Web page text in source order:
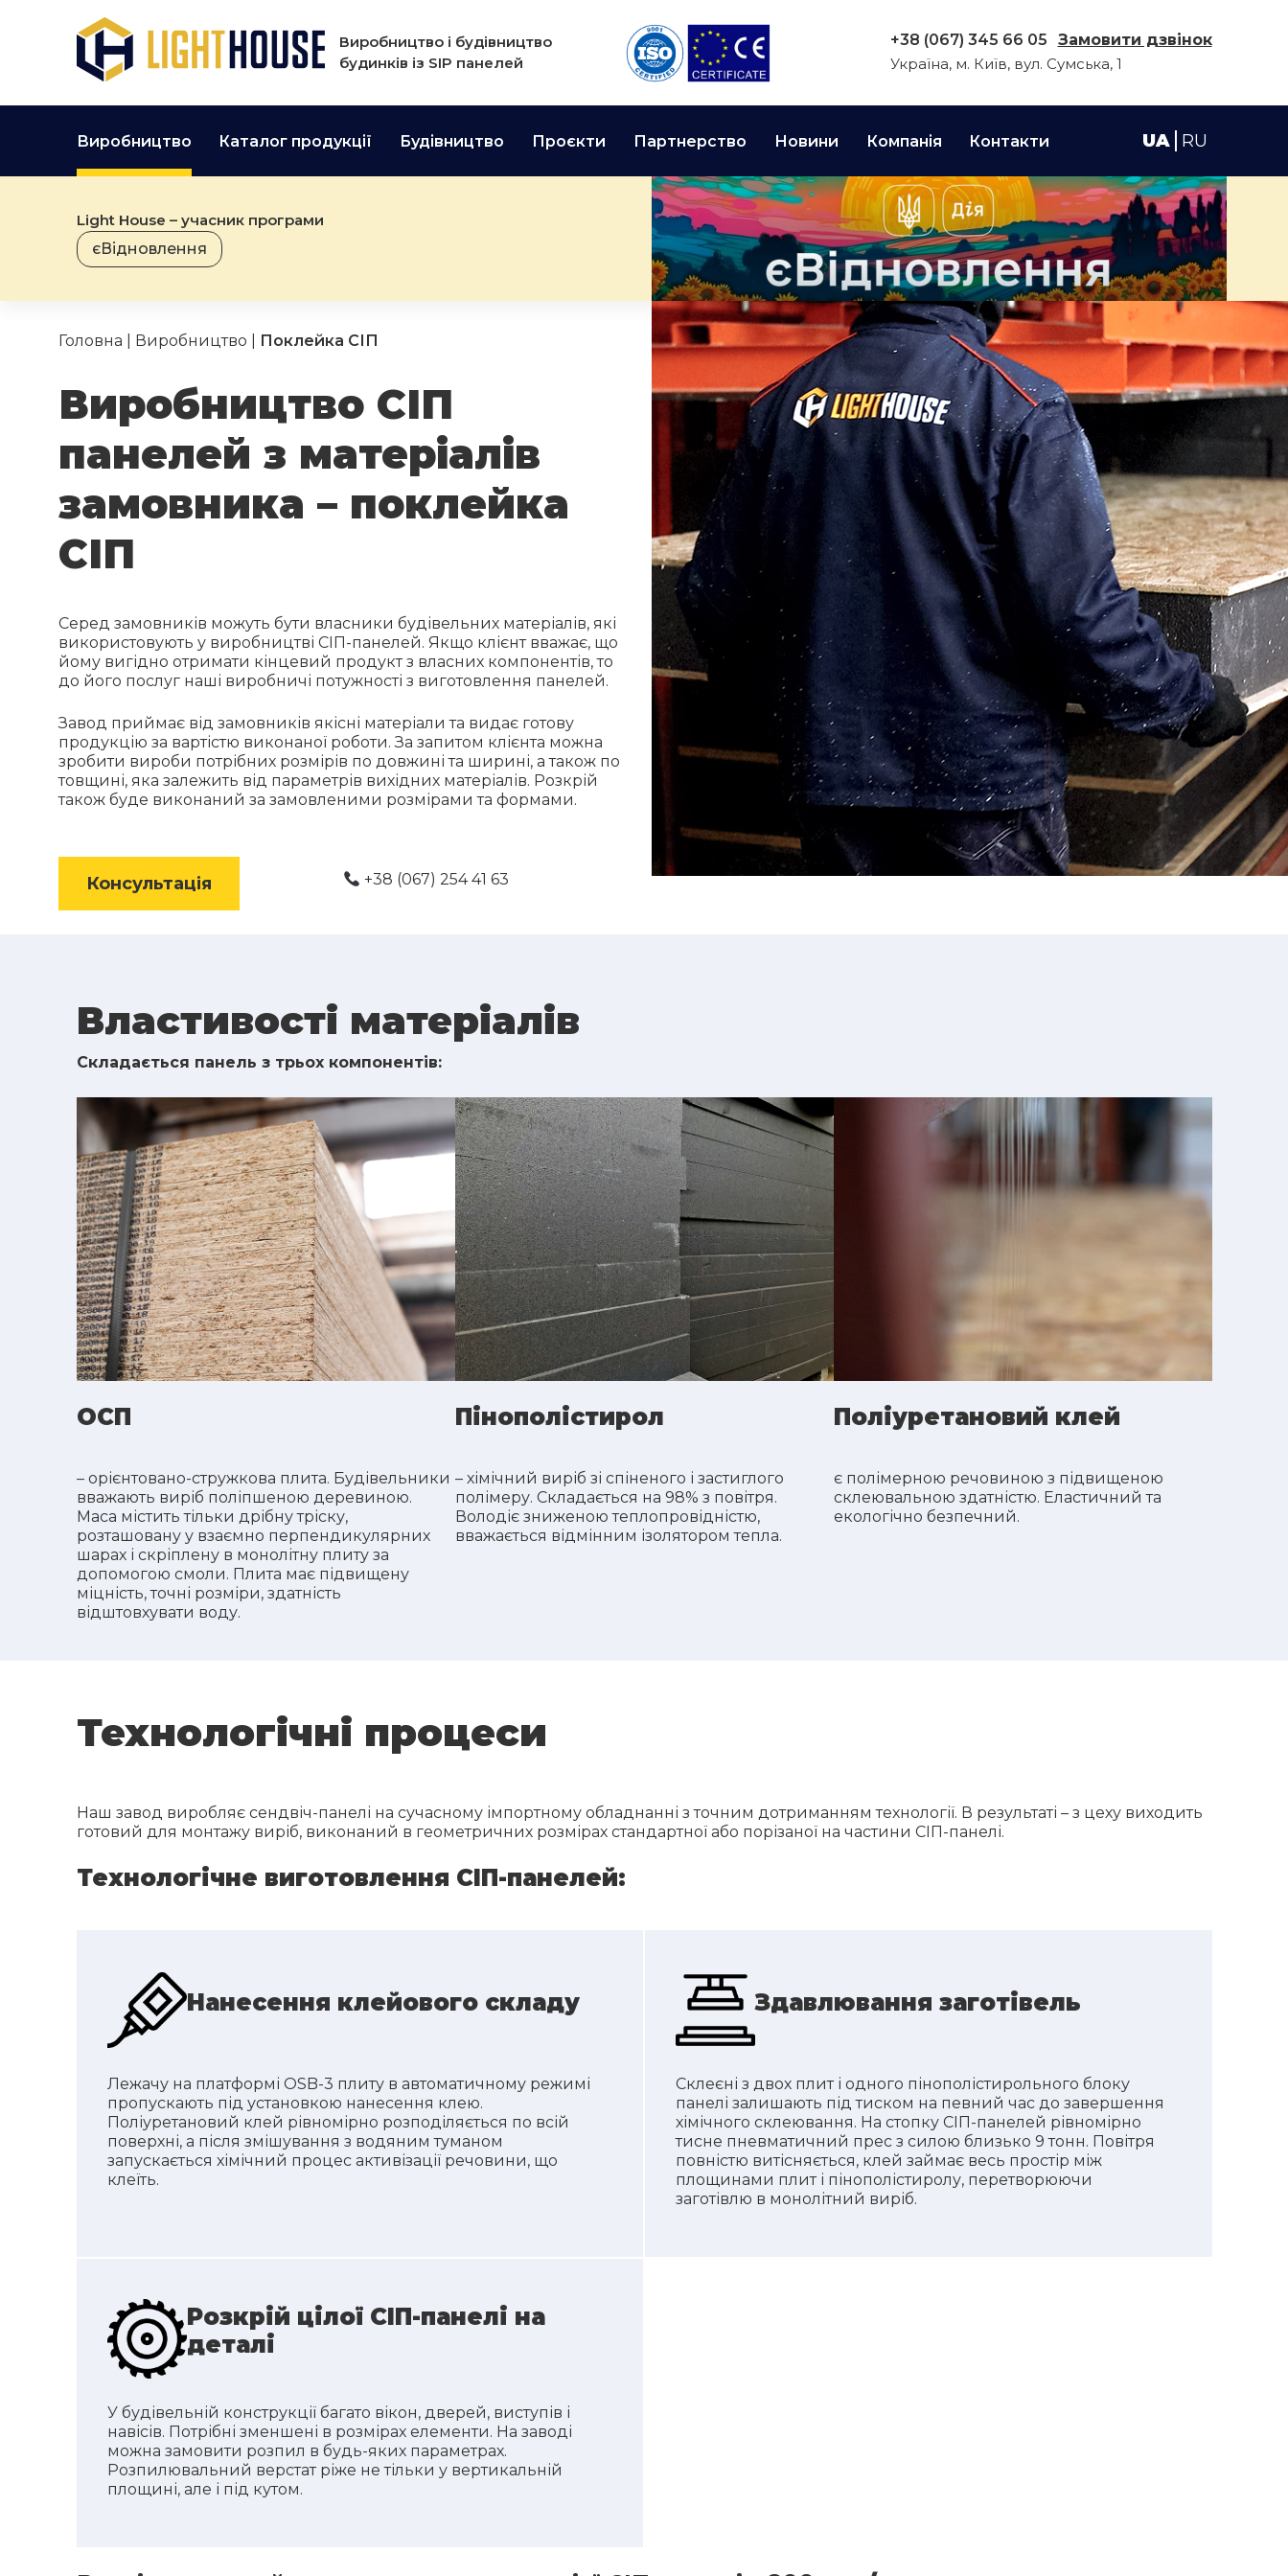
Виробництво і будівництво
будинків із SIP панелей
+38 (067) 345 66 05
Замовити дзвінок
Україна, м. Київ, вул. Сумська, 1
Виробництво Каталог продукції Будівництво Проєкти Партнерство Новини Компанія Контакти UA RU
Light House – учасник програми
єВідновлення
Головна Виробництво Поклейка СІП
Виробництво СІП
панелей з матеріалів
замовника – поклейка
СІП
Серед замовників можуть бути власники будівельних матеріалів, які
використовують у виробництві СІП-панелей. Якщо клієнт вважає, що
йому вигідно отримати кінцевий продукт з власних компонентів, то
до його послуг наші виробничі потужності з виготовлення панелей.
Завод приймає від замовників якісні матеріали та видає готову
продукцію за вартістю виконаної роботи. За запитом клієнта можна
зробити вироби потрібних розмірів по довжині та ширині, а також по
товщині, яка залежить від параметрів вихідних матеріалів. Розкрій
також буде виконаний за замовленими розмірами та формами.
Консультація +38 (067) 254 41 63
Властивості матеріалів
Складається панель з трьох компонентів:
ОСП
– орієнтовано-стружкова плита. Будівельники
вважають виріб поліпшеною деревиною.
Маса містить тільки дрібну тріску,
розташовану у взаємно перпендикулярних
шарах і скріплену в монолітну плиту за
допомогою смоли. Плита має підвищену
міцність, точні розміри, здатність
відштовхувати воду.
Пінополістирол
– хімічний виріб зі спіненого і застиглого
полімеру. Складається на 98% з повітря.
Володіє зниженою теплопровідністю,
вважається відмінним ізолятором тепла.
Поліуретановий клей
є полімерною речовиною з підвищеною
склеювальною здатністю. Еластичний та
екологічно безпечний.
Технологічні процеси
Наш завод виробляє сендвіч-панелі на сучасному імпортному обладнанні з точним дотриманням технології. В результаті – з цеху виходить
готовий для монтажу виріб, виконаний в геометричних розмірах стандартної або порізаної на частини СІП-панелі.
Технологічне виготовлення СІП-панелей:
Нанесення клейового складу
Лежачу на платформі OSB-3 плиту в автоматичному режимі
пропускають під установкою нанесення клею.
Поліуретановий клей рівномірно розподіляється по всій
поверхні, а після змішування з водяним туманом
запускається хімічний процес активізації речовини, що
клеїть.
Здавлювання заготівель
Склеєні з двох плит і одного пінополістирольного блоку
панелі залишають під тиском на певний час до завершення
хімічного склеювання. На стопку СІП-панелей рівномірно
тисне пневматичний прес з силою близько 9 тонн. Повітря
повністю витісняється, клей займає весь простір між
площинами плит і пінополістиролу, перетворюючи
заготівлю в монолітний виріб.
Розкрій цілої СІП-панелі на
деталі
У будівельній конструкції багато вікон, дверей, виступів і
навісів. Потрібні зменшені в розмірах елементи. На заводі
можна замовити розпил в будь-яких параметрах.
Розпилювальний верстат ріже не тільки у вертикальній
площині, але і під кутом.